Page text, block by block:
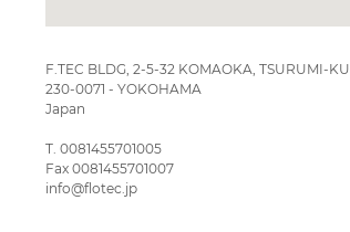
F.TEC BLDG, 2-5-32 KOMAOKA, TSURUMI-KU
230-0071 - YOKOHAMA
Japan
T. 0081455701005
Fax 0081455701007
info@flotec.jp